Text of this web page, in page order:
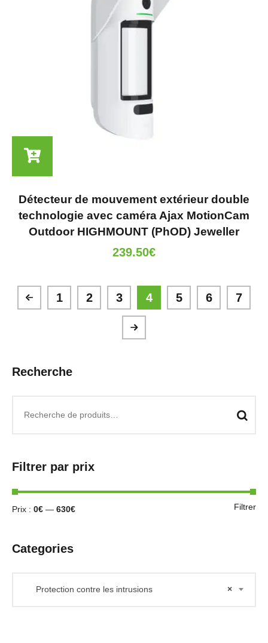
Détecteur de mouvement extérieur double
technologie avec caméra Ajax MotionCam
Outdoor HIGHMOUNT (PhOD) Jeweller
239.50€
1 2 3 4 5 6 7
Recherche
Filtrer par prix
Filtrer
Prix : 0€ — 630€
Categories
×
Protection contre les intrusions